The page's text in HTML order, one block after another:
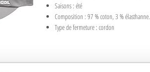
Saisons : été
Composition : 97 % coton, 3 % élasthanne.
Type de fermeture : cordon